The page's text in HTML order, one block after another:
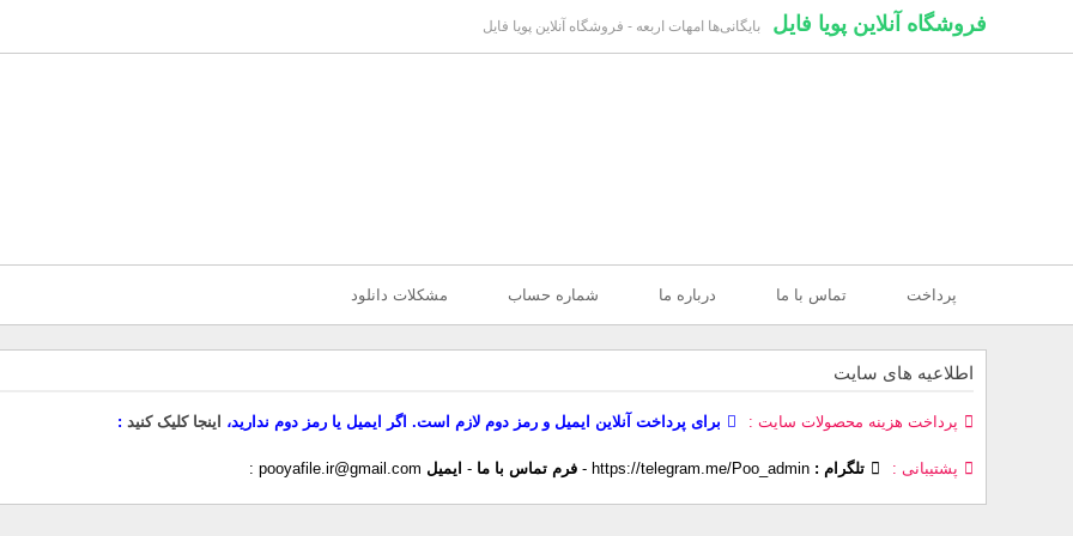
فروشگاه آنلاین پویا فایل بایگانی‌ها امهات اربعه - فروشگاه آنلاین پویا فایل
پرداخت تماس با ما درباره ما شماره حساب مشکلات دانلود
اطلاعیه های سایت
پرداخت هزینه محصولات سایت برای پرداخت آنلاین ایمیل و رمز دوم لازم است. اگر ایمیل یا رمز دوم ندارید، اینجا کلیک کنید
پشتیبانی تلگرام : https://telegram.me/Poo_admin
- فرم تماس با ما - ایمیل pooyafile.ir@gmail.com